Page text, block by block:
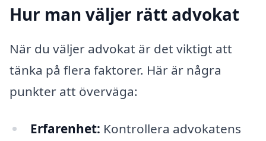
Hur man väljer rätt advokat
När du väljer advokat är det viktigt att
tänka på flera faktorer. Här är några
punkter att överväga:
Erfarenhet: Kontrollera advokatens